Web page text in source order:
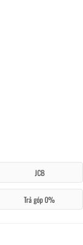
JCB
Trả góp 0%